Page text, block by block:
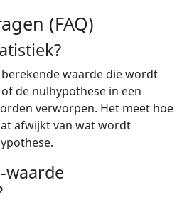
(FAQ)
waarde die wordt
de nulhypothese in een
verworpen. Het meet hoe
afwijkt van wat wordt
waarde